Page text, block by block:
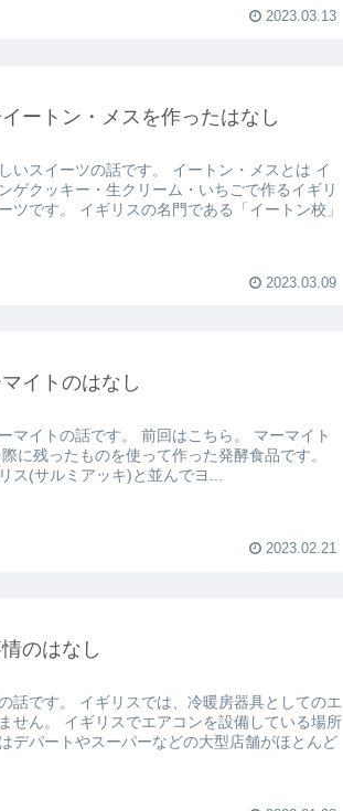
2023.03.13
ートン・メスを作ったはなし
いスイーツの話です。 イートン・メスとは イ
ゲクッキー・生クリーム・いちごで作るイギリ
ツです。 イギリスの名門である「イートン校」
2023.03.09
イトのはなし
マイトの話です。 前回はこちら。 マーマイト
に残ったものを使って作った発酵食品です。
ス(サルミアッキ)と並んでヨ...
2023.02.21
のはなし
話です。 イギリスでは、冷暖房器具としてのエ
せん。 イギリスでエアコンを設備している場所
デパートやスーパーなどの大型店舗がほとんど